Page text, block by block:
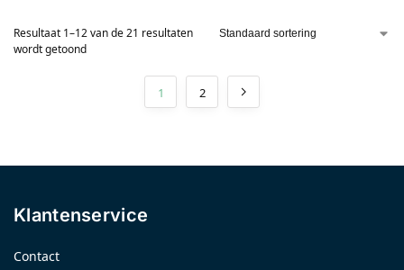
Resultaat 1–12 van de 21 resultaten
wordt getoond
1 2
Klantenservice
Contact